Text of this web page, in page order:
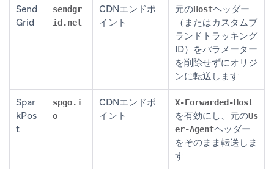
Send
Grid
sendgr
id.net
CDNエンドポ
イント
元のHostヘッダー
（またはカスタムブ
ランドトラッキング
ID）をパラメーター
を削除せずにオリジ
ンに転送します
Spar
kPos
t
spgo.i
o
CDNエンドポ
イント
X-Forwarded-Host
を有効にし、元のUs
er-Agentヘッダー
をそのまま転送しま
す